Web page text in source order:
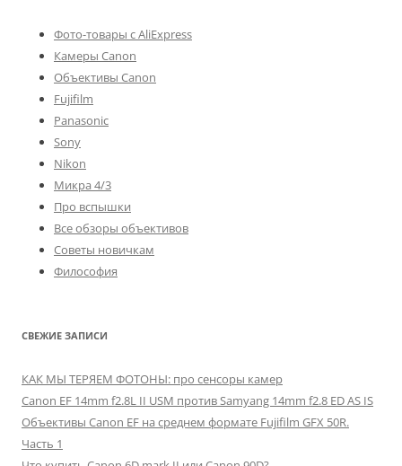
Фото-товары с AliExpress
Камеры Canon
Объективы Canon
Fujifilm
Panasonic
Sony
Nikon
Микра 4/3
Про вспышки
Все обзоры объективов
Советы новичкам
Философия
СВЕЖИЕ ЗАПИСИ
КАК МЫ ТЕРЯЕМ ФОТОНЫ: про сенсоры камер
Canon EF 14mm f2.8L II USM против Samyang 14mm f2.8 ED AS IS
Объективы Canon EF на среднем формате Fujifilm GFX 50R.
Часть 1